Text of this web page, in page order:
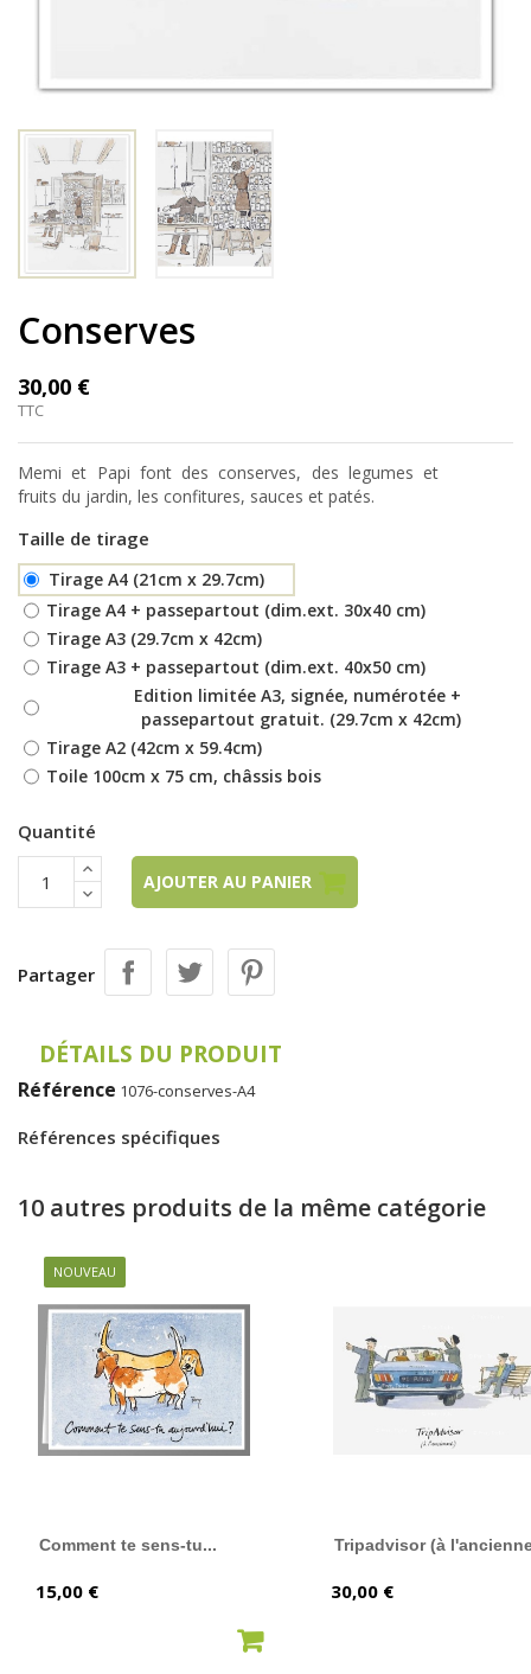
Conserves
30,00 €
TTC
Memi et Papi font des conserves, des legumes et
fruits du jardin, les confitures, sauces et patés.
Taille de tirage
Tirage A4 (21cm x 29.7cm)
Tirage A4 + passepartout (dim.ext. 30x40 cm)
Tirage A3 (29.7cm x 42cm)
Tirage A3 + passepartout (dim.ext. 40x50 cm)
Edition limitée A3, signée, numérotée +
passepartout gratuit. (29.7cm x 42cm)
Tirage A2 (42cm x 59.4cm)
Toile 100cm x 75 cm, châssis bois
Quantité
AJOUTER AU PANIER
Partager
DÉTAILS DU PRODUIT
Référence 1076-conserves-A4
Références spécifiques
10 autres produits de la même catégorie
NOUVEAU
Comment te sens-tu...
Prix
15,00 €
Tripadvisor (à
Prix
30,00 €